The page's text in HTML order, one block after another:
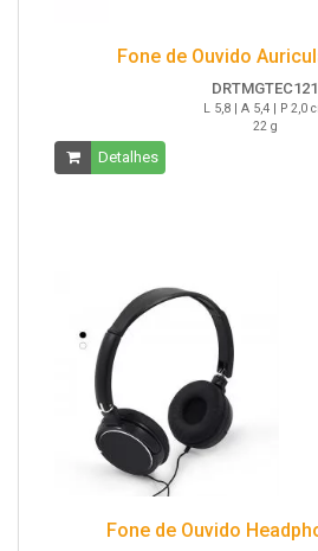
Fone de Ouvido
DRTMGTEC121
L 5,8 | A 5,4 | P 2,0
22 g
Detalhes
Fone de Ouvido